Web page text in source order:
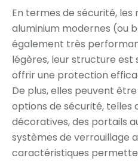
En termes de sécurité,
aluminium modernes (ou
également très
légères, leur structure
offrir une protection
De plus, elles peuvent
options de sécurité, telles
décoratives, des portails
systèmes de verrouillage
caractéristiques